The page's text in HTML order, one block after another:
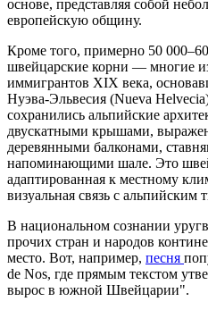
основе, представляя собой
европейскую общину.
Кроме того, примерно 50
швейцарские корни — многие
иммигрантов XIX века,
Нуэва-Эльвесия (Nueva
сохранились альпийские
двускатными крышами,
деревянными балконами,
напоминающими шале. Это
адаптированная к местному
визуальная связь с альпийским
В национальном сознании
прочих стран и народов
место. Вот, например, песня
de Nos, где прямым текстом
вырос в южной Швейцарии".